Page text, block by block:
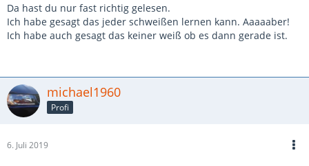
Da hast du nur fast richtig gelesen.
Ich habe gesagt das jeder schweißen lernen kann. Aaaaaber!
Ich habe auch gesagt das keiner weiß ob es dann gerade ist.
michael1960
Profi
6. Juli 2019